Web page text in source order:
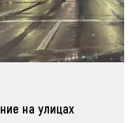
на улицах